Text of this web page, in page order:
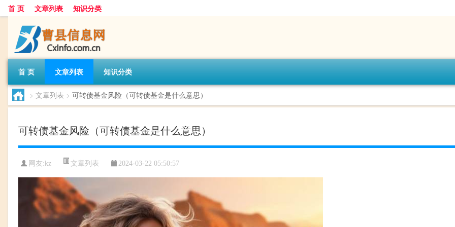
首 页 文章列表 知识分类
首 页 文章列表 知识分类
> 文章列表 > 可转债基金风险（可转债基金是什么意思）
可转债基金风险（可转债基金是什么意思）
网友: kz 文章列表 2024-03-22 05:50:57